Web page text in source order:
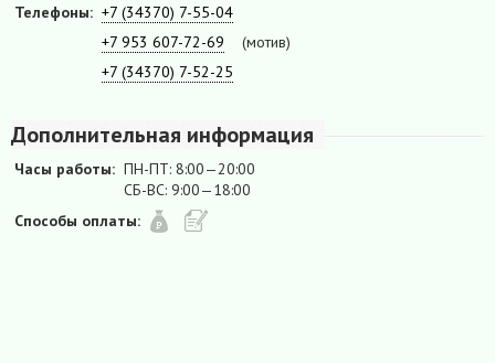
Телефоны: +7 (34370) 7-55-04
+7 953 607-72-69
(мотив)
+7 (34370) 7-52-25
Дополнительная информация
Часы работы: ПН-ПТ: 8:00—20:00
СБ-ВС: 9:00—18:00
Способы оплаты: